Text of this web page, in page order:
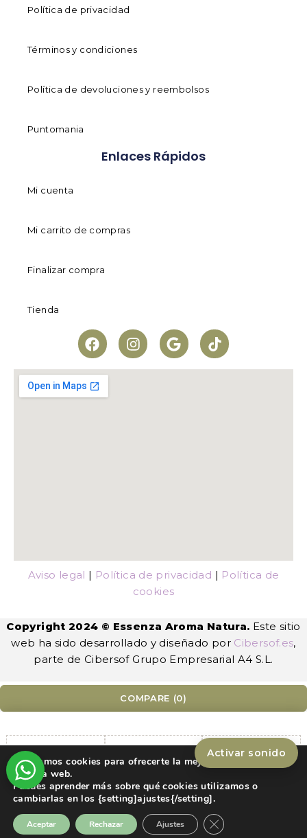
Política de privacidad
Términos y condiciones
Política de devoluciones y reembolsos
Puntomania
Enlaces Rápidos
Mi cuenta
Mi carrito de compras
Finalizar compra
Tienda
Aviso legal | Política de privacidad | Política de
cookies
Copyright 2024 © Essenza Aroma Natura. Este sitio
web ha sido desarrollado y diseñado por Cibersof.es,
parte de Cibersof Grupo Empresarial A4 S.L.
Utilizamos cookies para ofrecerte la mejor experiencia en
nuestra web.
Puedes aprender más sobre qué cookies utilizamos o
cambiarlas en los {setting]ajustes{/setting].
Aceptar Rechazar Ajustes Cerrar el banner de
Activar sonido
COMPARE (0)
Remove all products